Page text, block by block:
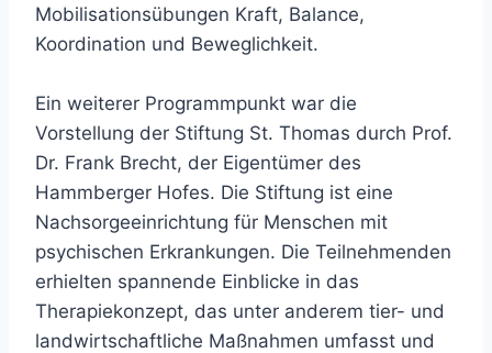
Mobilisationsübungen Kraft, Balance,
Koordination und Beweglichkeit.
Ein weiterer Programmpunkt war die
Vorstellung der Stiftung St. Thomas durch Prof.
Dr. Frank Brecht, der Eigentümer des
Hammberger Hofes. Die Stiftung ist eine
Nachsorgeeinrichtung für Menschen mit
psychischen Erkrankungen. Die Teilnehmenden
erhielten spannende Einblicke in das
Therapiekonzept, das unter anderem tier- und
landwirtschaftliche Maßnahmen umfasst und